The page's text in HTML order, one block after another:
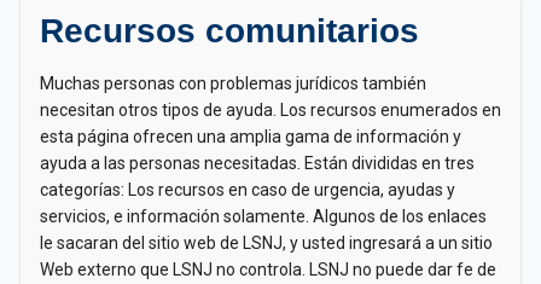
Recursos comunitarios
Muchas personas con problemas jurídicos también
necesitan otros tipos de ayuda. Los recursos enumerados en
esta página ofrecen una amplia gama de información y
ayuda a las personas necesitadas. Están divididas en tres
categorías: Los recursos en caso de urgencia, ayudas y
servicios, e información solamente. Algunos de los enlaces
le sacaran del sitio web de LSNJ, y usted ingresará a un sitio
Web externo que LSNJ no controla. LSNJ no puede dar fe de